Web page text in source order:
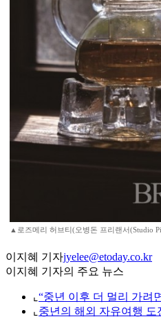
▲로즈메리 허브티(오병돈 프리랜서(Studio
이지혜 기자jyelee@etoday.co.kr
이지혜 기자의 주요 뉴스
⌞ “중년 이후 더 멀리 가려
⌞ 중년의 해외 자유여행 도